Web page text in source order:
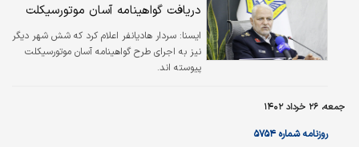
دریافت گواهینامه آسان موتورسیکلت
ایسنا: سردار هادیانفر اعلام کرد که شش شهر دیگر
نیز به اجرای طرح گواهینامه آسان موتورسیکلت
پیوسته اند.
جمعه، ۲۶ خرداد ۱۴۰۲
روزنامه شماره ۵۷۵۴